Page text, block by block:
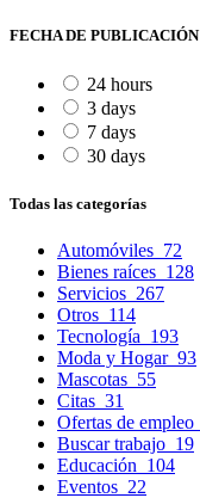
FECHA DE PUBLICACIÓN
24 hours
3 days
7 days
30 days
Todas las categorías
Automóviles 72
Bienes raíces 128
Servicios 267
Otros 114
Tecnología 193
Moda y Hogar 93
Mascotas 55
Citas 31
Ofertas de empleo
Buscar trabajo 19
Educación 104
Eventos 22